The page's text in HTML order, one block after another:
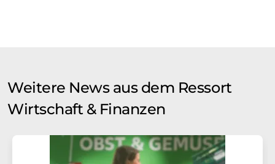
Weitere News aus dem Ressort
Wirtschaft & Finanzen